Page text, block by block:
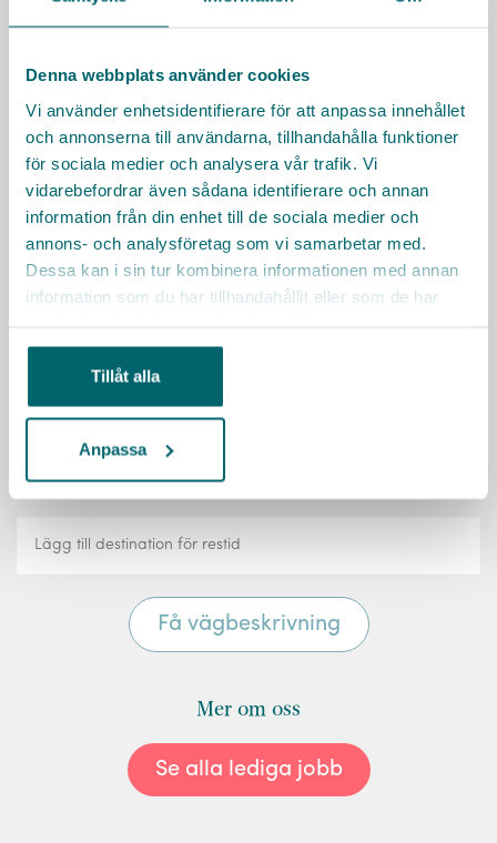
Denna webbplats använder cookies
Vi använder enhetsidentifierare för att anpassa innehållet
och annonserna till användarna, tillhandahålla funktioner
för sociala medier och analysera vår trafik. Vi
vidarebefordrar även sådana identifierare och annan
information från din enhet till de sociala medier och
annons- och analysföretag som vi samarbetar med.
Dessa kan i sin tur kombinera informationen med annan
information som du har tillhandahållit eller som de har
Tillåt alla
Anpassa
Facklig kontakt
Kommunal.se
Sociala medier
Räkna ut resväg
Mer om oss
Se alla lediga jobb